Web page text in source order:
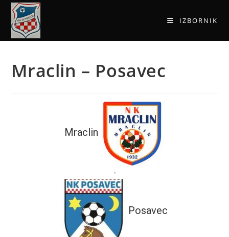
IZBORNIK
Mraclin – Posavec
Mraclin
-
Posavec